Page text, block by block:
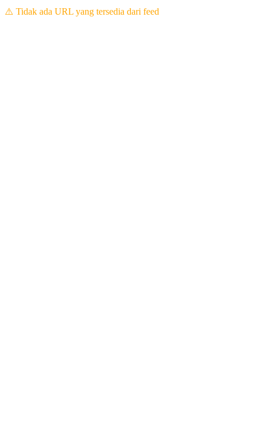
⚠️ Tidak ada URL yang tersedia dari feed